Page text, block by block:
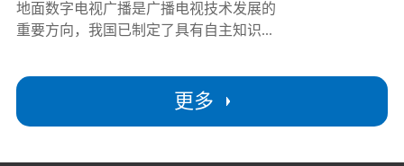
更多
地面数字电视广播是广播电视技术发展的
重要方向，我国已制定了具有自主知识...